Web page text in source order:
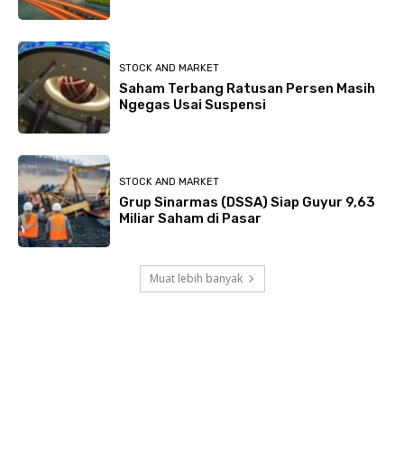
STOCK AND MARKET
Saham Terbang Ratusan Persen Masih
Ngegas Usai Suspensi
STOCK AND MARKET
Grup Sinarmas (DSSA) Siap Guyur 9,63
Miliar Saham di Pasar
Muat lebih banyak